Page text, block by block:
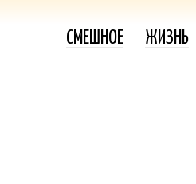
СМЕШНОЕ ЖИЗНЬ